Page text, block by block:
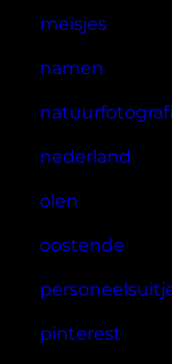
meisjes
namen
nederland
olen
oostende
pinterest